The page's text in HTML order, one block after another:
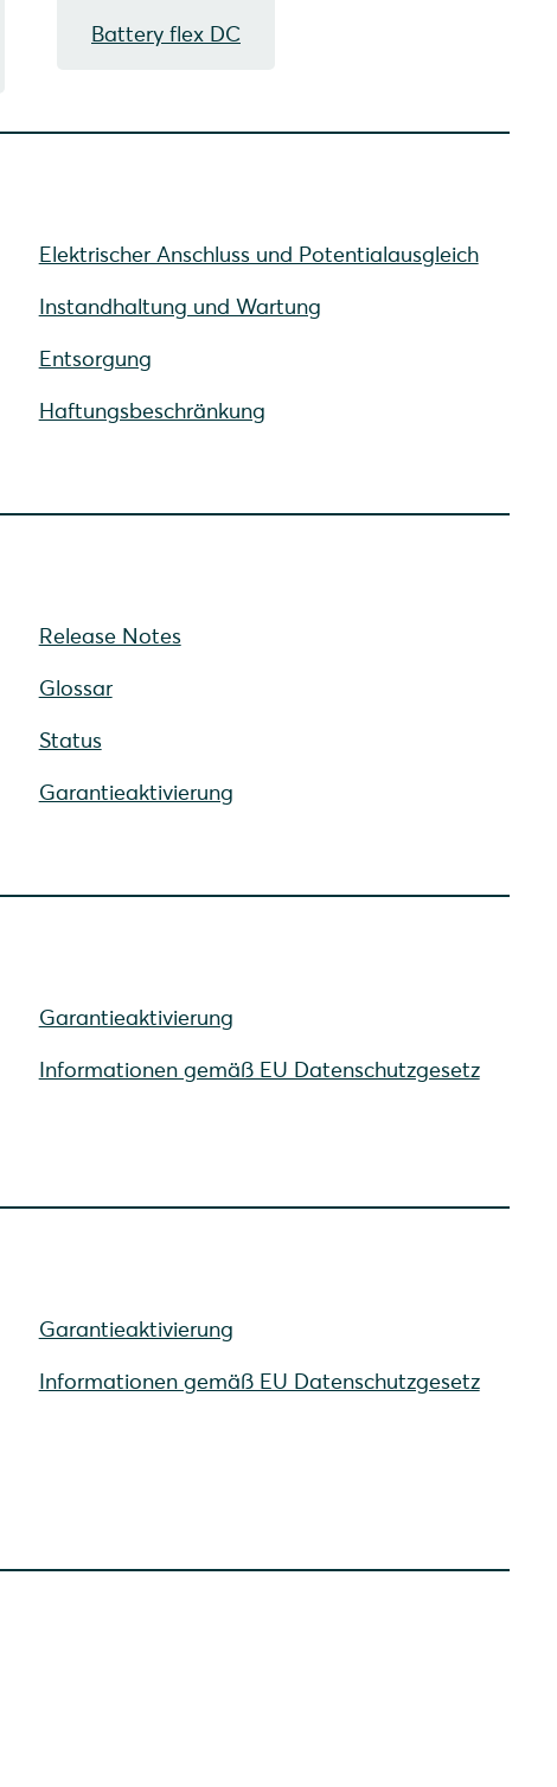
Battery flex DC
Elektrischer Anschluss und Potentialausgleich
Instandhaltung und Wartung
Entsorgung
Haftungsbeschränkung
Release Notes
Glossar
Status
Garantieaktivierung
Garantieaktivierung
Informationen gemäß EU Datenschutzgesetz
Garantieaktivierung
Informationen gemäß EU Datenschutzgesetz